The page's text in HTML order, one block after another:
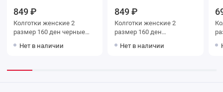
849 ₽
Колготки женские 2
размер 160 ден черные
Нет в наличии
849 ₽
Колготки женские 2
размер 160 ден
Нет в наличии